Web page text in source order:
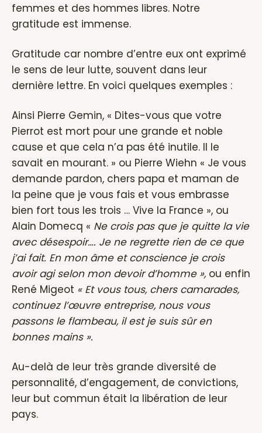
femmes et des hommes libres. Notre
gratitude est immense.
Gratitude car nombre d’entre eux ont exprimé
le sens de leur lutte, souvent dans leur
dernière lettre. En voici quelques exemples :
Ainsi Pierre Gemin, « Dites-vous que votre
Pierrot est mort pour une grande et noble
cause et que cela n’a pas été inutile. Il le
savait en mourant. » ou Pierre Wiehn « Je vous
demande pardon, chers papa et maman de
la peine que je vous fais et vous embrasse
bien fort tous les trois … Vive la France », ou
Alain Domecq « Ne crois pas que je quitte la vie
avec désespoir…. Je ne regrette rien de ce que
j’ai fait. En mon âme et conscience je crois
avoir agi selon mon devoir d’homme », ou enfin
René Migeot « Et vous tous, chers camarades,
continuez l’œuvre entreprise, nous vous
passons le flambeau, il est je suis sûr en
bonnes mains ».
Au-delà de leur très grande diversité de
personnalité, d’engagement, de convictions,
leur but commun était la libération de leur
pays.